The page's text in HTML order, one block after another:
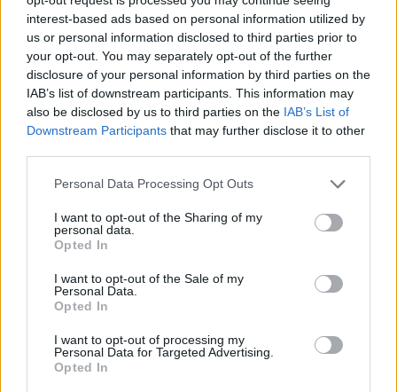
interest-based ads based on personal information utilized by
us or personal information disclosed to third parties prior to
your opt-out. You may separately opt-out of the further
disclosure of your personal information by third parties on the
IAB’s list of downstream participants. This information may
also be disclosed by us to third parties on the IAB’s List of
Downstream Participants that may further disclose it to other
Please note that this website/app uses one or more Google
not limited to your visit or usage behaviour. You may click to
grant or deny consent to Google and its third-party tags to
use your data for below specified purposes in below Google
consent section.
Personal Data Processing Opt Outs
I want to opt-out of the Sharing of my
personal data.
Opted In
I want to opt-out of the Sale of my
Personal Data.
Opted In
I want to opt-out of processing my
Personal Data for Targeted Advertising.
Opted In
Continua a leggere
NEWS